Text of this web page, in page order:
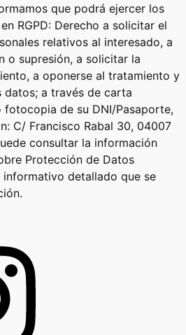
que podrá ejercer los
RGPD: Derecho a solicitar el
relativos al interesado, a
o supresión, a solicitar la
a oponerse al tratamiento y
a través de carta
de su DNI/Pasaporte,
C/ Francisco Rabal 30, 04007
consultar la información
Protección de Datos
detallado que se